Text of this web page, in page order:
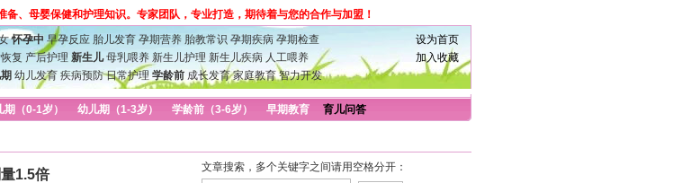
、母婴保健和护理知识。专家团队，专业打造，期待着与您的合作与加盟！
怀孕中 早孕反应 胎儿发育 孕期营养 胎教常识 孕期疾病 孕期检查
复 产后护理 新生儿 母乳喂养 新生儿护理 新生儿疾病 人工喂养
幼儿发育 疾病预防 日常护理 学龄前 成长发育 家庭教育 智力开发
设为首页
加入收藏
期（0-1岁） 幼儿期（1-3岁） 学龄前（3-6岁） 早期教育 育儿问答
1.5倍 文章搜索，多个关键字之间请用空格分开：